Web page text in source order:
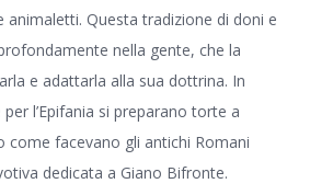
Questa tradizione di doni e
nella gente, che la
e adattarla alla sua dottrina. In
l’Epifania si preparano torte a
come facevano gli antichi Romani
dedicata a Giano Bifronte.